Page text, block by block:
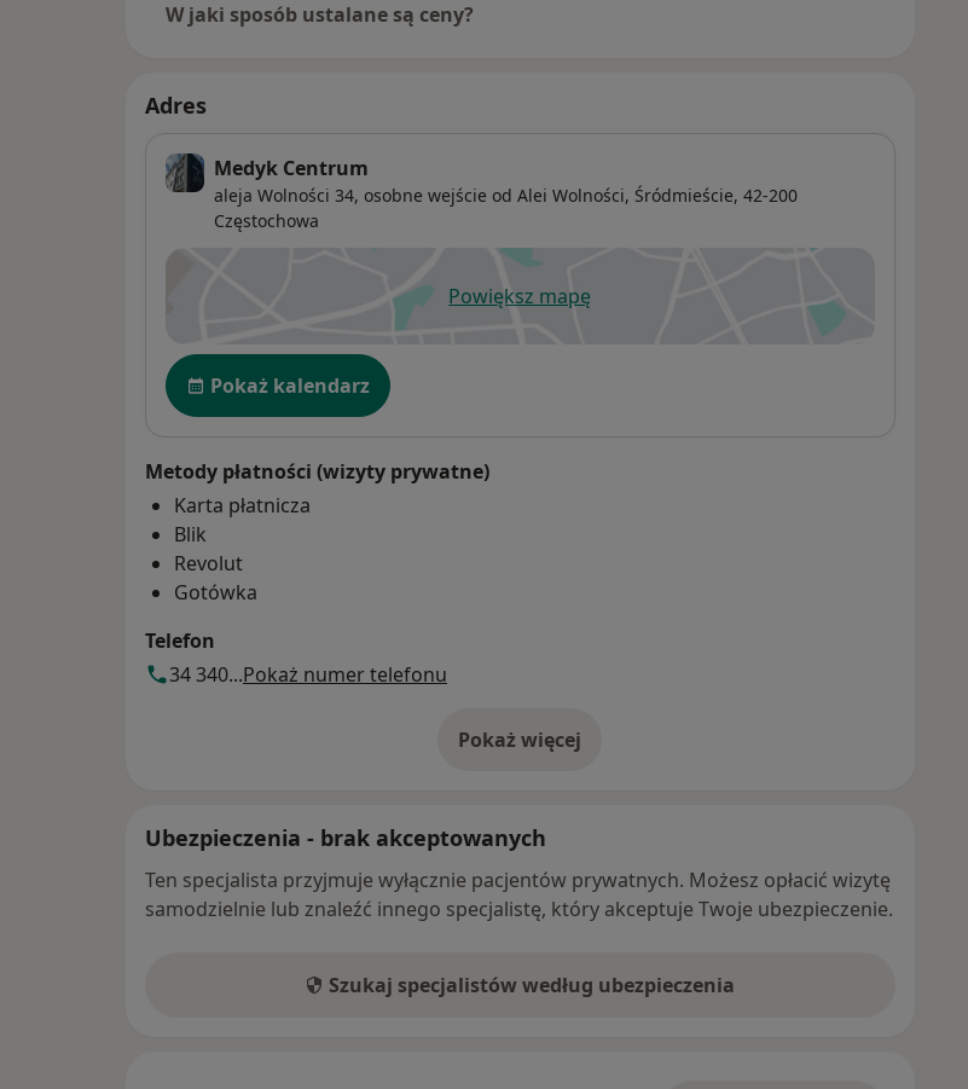
W jaki sposób ustalane są ceny?
Adres
Medyk Centrum
aleja Wolności 34, osobne wejście od Alei Wolności, Śródmieście, 42-200
Częstochowa
Powiększ mapęotwiera się w nowej karcie
Dostępność
Pokaż kalendarz
Metody płatności (wizyty prywatne)
Karta płatnicza
Blik
Revolut
Gotówka
Telefon
34 340...Pokaż numer telefonu
Pokaż więcej
o adresie
Ubezpieczenia - brak akceptowanych
Ten specjalista przyjmuje wyłącznie pacjentów prywatnych. Możesz opłacić wizytę
samodzielnie lub znaleźć innego specjalistę, który akceptuje Twoje ubezpieczenie.
Szukaj specjalistów według ubezpieczenia